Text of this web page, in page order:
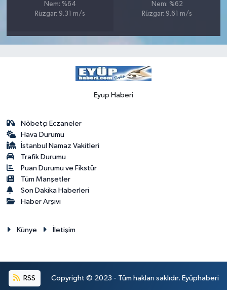
Nem: %64
Rüzgar: 9.31 m/s
Nem: %62
Rüzgar: 9.61 m/s
Eyup Haberi
Nöbetçi Eczaneler
Hava Durumu
İstanbul Namaz Vakitleri
Trafik Durumu
Puan Durumu ve Fikstür
Tüm Manşetler
Son Dakika Haberleri
Haber Arşivi
Künye İletişim
RSS Copyright © 2023 - Tüm hakları saklıdır. Eyüphaberi